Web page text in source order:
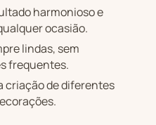
harmonioso e
ocasião.
lindas, sem
frequentes.
criação de diferentes